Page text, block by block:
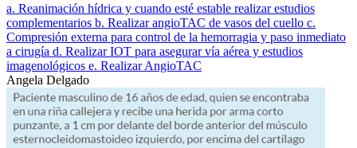
a. Reanimación hídrica y cuando esté estable realizar estudios
complementarios b. Realizar angioTAC de vasos del cuello c.
Compresión externa para control de la hemorragia y paso inmediato
a cirugía d. Realizar IOT para asegurar vía aérea y estudios
imagenológicos e. Realizar AngioTAC
Angela Delgado